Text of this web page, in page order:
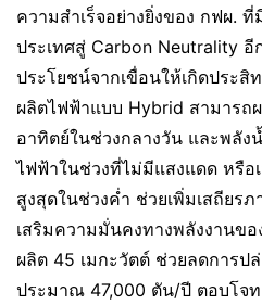
ความสำเร็จอย่างยิ่งของ กฟผ.
ประเทศสู่ Carbon Neutrality อี
ประโยชน์จากเขื่อนให้เกิดประสิ
ผลิตไฟฟ้าแบบ Hybrid สามารถ
อาทิตย์ในช่วงกลางวัน และพลัง
ไฟฟ้าในช่วงที่ไม่มีแสงแดด หรือ
สูงสุดในช่วงค่ำ ช่วยเพิ่มเสถียร
เสริมความมั่นคงทางพลังงานข
ผลิต 45 เมกะวัตต์ ช่วยลดการป
ประมาณ 47,000 ตัน/ปี ตอบโจ